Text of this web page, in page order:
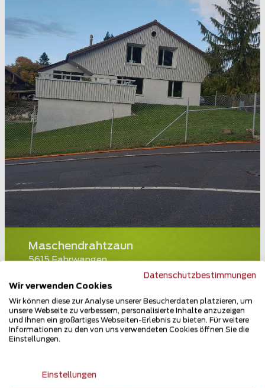
Maschendrahtzaun
5615 Fahrwangen
Datenschutzbestimmungen
Wir verwenden Cookies
Wir können diese zur Analyse unserer Besucherdaten platzieren, um
unsere Webseite zu verbessern, personalisierte Inhalte anzuzeigen
und Ihnen ein großartiges Webseiten-Erlebnis zu bieten. Für weitere
Informationen zu den von uns verwendeten Cookies öffnen Sie die
Einstellungen.
Einstellungen